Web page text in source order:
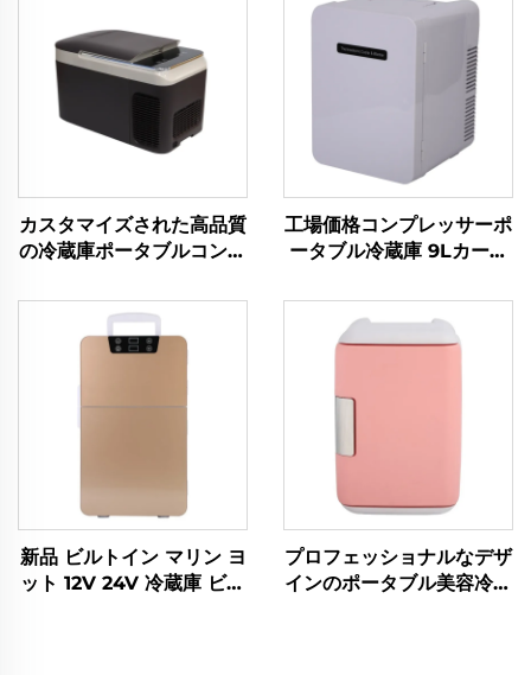
カスタマイズされた高品質
の冷蔵庫ポータブルコンプ
車12V車用冷蔵庫冷凍庫
12VキャンプRV冷蔵庫冷
凍庫
工場価格コンプレッサーポ
ータブル冷蔵庫 9Lカーポ
DC12V/Ac100V カー冷蔵
庫 冷蔵庫
新品 ビルトイン マリン ヨ
ット 12V 24V 冷蔵庫 ビル
プロフェッショナルなデザ
インのポータブル美容冷蔵